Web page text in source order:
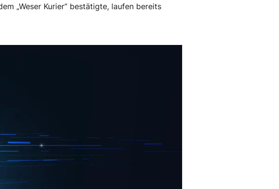
„Weser Kurier“ bestätigte, laufen bereits